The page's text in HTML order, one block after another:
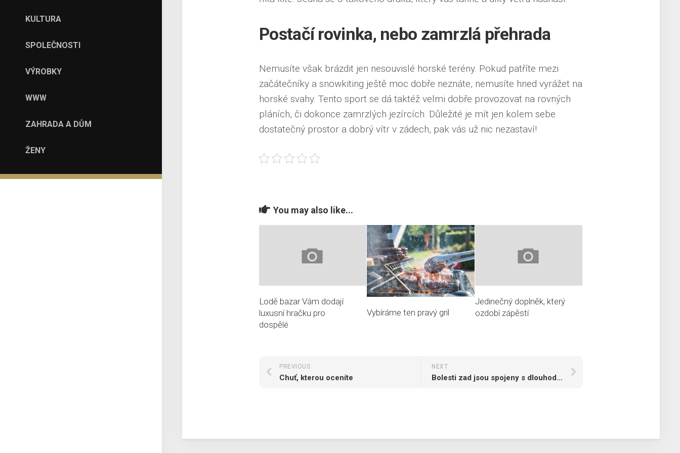
KULTURA
SPOLEČNOSTI
VÝROBKY
WWW
ZAHRADA A DŮM
ŽENY
Postačí rovinka, nebo zamrzlá přehrada
Nemusíte však brázdit jen nesouvislé horské terény. Pokud patříte mezi
začátečníky a snowkiting ještě moc dobře neznáte, nemusíte hned vyrážet na
horské svahy. Tento sport se dá taktéž velmi dobře provozovat na rovných
pláních, či dokonce zamrzlých jezírcích. Důležité je mít jen kolem sebe
dostatečný prostor a dobrý vítr v zádech, pak vás už nic nezastaví!
You may also like...
Lodě bazar Vám dodají
luxusní hračku pro
dospělé
Vybíráme ten pravý gril
Jedinečný doplněk, který
ozdobí zápěstí
NEXT
Bolesti zad jsou spojeny s dlouhodobým sezením
PREVIOUS
Chuť, kterou oceníte